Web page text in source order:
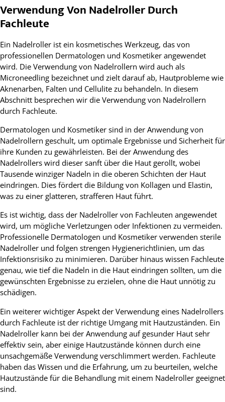
Verwendung Von Nadelroller Durch
Fachleute
Ein Nadelroller ist ein kosmetisches Werkzeug, das von
professionellen Dermatologen und Kosmetiker angewendet
wird. Die Verwendung von Nadelrollern wird auch als
Microneedling bezeichnet und zielt darauf ab, Hautprobleme wie
Aknenarben, Falten und Cellulite zu behandeln. In diesem
Abschnitt besprechen wir die Verwendung von Nadelrollern
durch Fachleute.
Dermatologen und Kosmetiker sind in der Anwendung von
Nadelrollern geschult, um optimale Ergebnisse und Sicherheit für
ihre Kunden zu gewährleisten. Bei der Anwendung des
Nadelrollers wird dieser sanft über die Haut gerollt, wobei
Tausende winziger Nadeln in die oberen Schichten der Haut
eindringen. Dies fördert die Bildung von Kollagen und Elastin,
was zu einer glatteren, strafferen Haut führt.
Es ist wichtig, dass der Nadelroller von Fachleuten angewendet
wird, um mögliche Verletzungen oder Infektionen zu vermeiden.
Professionelle Dermatologen und Kosmetiker verwenden sterile
Nadelroller und folgen strengen Hygienerichtlinien, um das
Infektionsrisiko zu minimieren. Darüber hinaus wissen Fachleute
genau, wie tief die Nadeln in die Haut eindringen sollten, um die
gewünschten Ergebnisse zu erzielen, ohne die Haut unnötig zu
schädigen.
Ein weiterer wichtiger Aspekt der Verwendung eines Nadelrollers
durch Fachleute ist der richtige Umgang mit Hautzuständen. Ein
Nadelroller kann bei der Anwendung auf gesunder Haut sehr
effektiv sein, aber einige Hautzustände können durch eine
unsachgemäße Verwendung verschlimmert werden. Fachleute
haben das Wissen und die Erfahrung, um zu beurteilen, welche
Hautzustände für die Behandlung mit einem Nadelroller geeignet
sind.